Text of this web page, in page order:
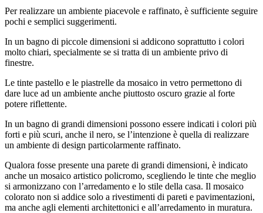
Per realizzare un ambiente piacevole e raffinato, è sufficiente seguire
pochi e semplici suggerimenti.
In un bagno di piccole dimensioni si addicono soprattutto i colori
molto chiari, specialmente se si tratta di un ambiente privo di
finestre.
Le tinte pastello e le piastrelle da mosaico in vetro permettono di
dare luce ad un ambiente anche piuttosto oscuro grazie al forte
potere riflettente.
In un bagno di grandi dimensioni possono essere indicati i colori più
forti e più scuri, anche il nero, se l’intenzione è quella di realizzare
un ambiente di design particolarmente raffinato.
Qualora fosse presente una parete di grandi dimensioni, è indicato
anche un mosaico artistico policromo, scegliendo le tinte che meglio
si armonizzano con l’arredamento e lo stile della casa. Il mosaico
colorato non si addice solo a rivestimenti di pareti e pavimentazioni,
ma anche agli elementi architettonici e all’arredamento in muratura.